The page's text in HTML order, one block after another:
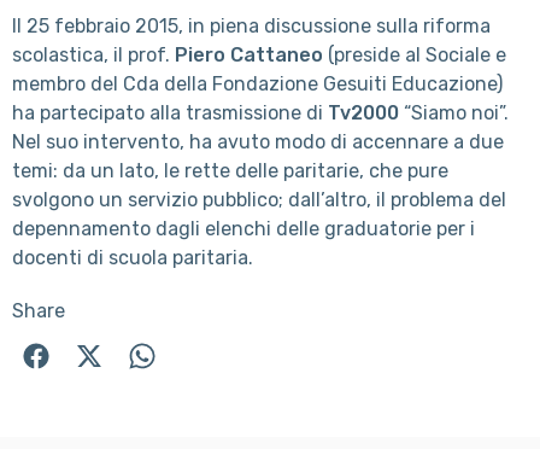
Il 25 febbraio 2015, in piena discussione sulla riforma
scolastica, il prof. Piero Cattaneo (preside al Sociale e
membro del Cda della Fondazione Gesuiti Educazione)
ha partecipato alla trasmissione di Tv2000 “Siamo noi”.
Nel suo intervento, ha avuto modo di accennare a due
temi: da un lato, le rette delle paritarie, che pure
svolgono un servizio pubblico; dall’altro, il problema del
depennamento dagli elenchi delle graduatorie per i
docenti di scuola paritaria.
Share